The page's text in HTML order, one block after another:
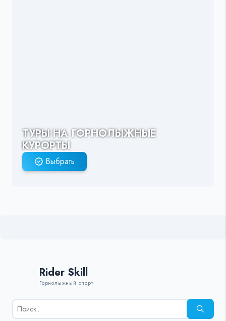
ТУРЫ НА ГОРНОЛЫЖНЫЕ
КУРОРТЫ
Выбрать
Rider Skill
Горнолыжный спорт
Результаты
поиска